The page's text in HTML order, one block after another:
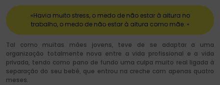
«Havia muito stress, o medo de não estar à altura no
trabalho, o medo de não estar à altura como mãe. »
Tal como muitas mães jovens, teve de se adaptar a uma
organização totalmente nova entre a vida profissional e a vida
privada, tendo como pano de fundo uma culpa muito real ligada à
separação do seu bebé, que entrou na creche com apenas quatro
meses.